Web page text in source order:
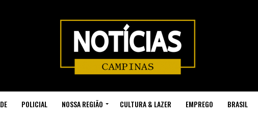
POLICIAL NOSSA REGIÃO CULTURA & LAZER EMPREGO BRASIL